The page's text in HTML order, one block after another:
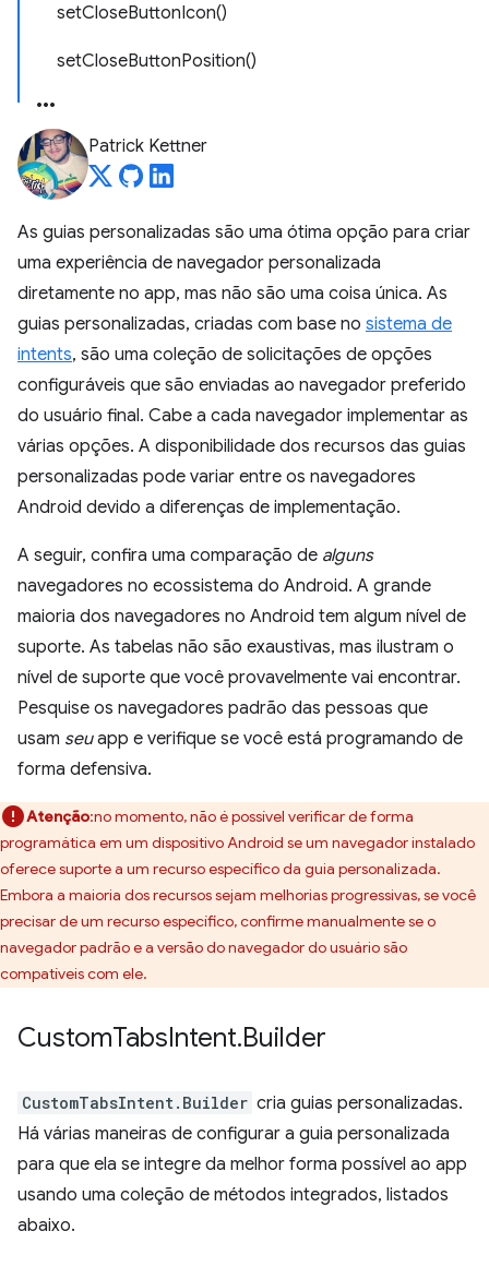
setCloseButtonIcon()
setCloseButtonPosition()
Patrick Kettner
As guias personalizadas são uma ótima opção para criar
uma experiência de navegador personalizada
diretamente no app, mas não são uma coisa única. As
guias personalizadas, criadas com base no sistema de
intents, são uma coleção de solicitações de opções
configuráveis que são enviadas ao navegador preferido
do usuário final. Cabe a cada navegador implementar as
várias opções. A disponibilidade dos recursos das guias
personalizadas pode variar entre os navegadores
Android devido a diferenças de implementação.
A seguir, confira uma comparação de alguns
navegadores no ecossistema do Android. A grande
maioria dos navegadores no Android tem algum nível de
suporte. As tabelas não são exaustivas, mas ilustram o
nível de suporte que você provavelmente vai encontrar.
Pesquise os navegadores padrão das pessoas que
usam seuapp e verifique se você está programando de
forma defensiva.
Atenção:no momento, não é possível verificar de forma
programática em um dispositivo Android se um navegador instalado
oferece suporte a um recurso específico da guia personalizada.
Embora a maioria dos recursos sejam melhorias progressivas, se você
precisar de um recurso específico, confirme manualmente se o
navegador padrão e a versão do navegador do usuário são
compatíveis com ele.
CustomTabsIntent.Builder
CustomTabsIntent.Builder cria guias personalizadas.
Há várias maneiras de configurar a guia personalizada
para que ela se integre da melhor forma possível ao app
usando uma coleção de métodos integrados, listados
abaixo.